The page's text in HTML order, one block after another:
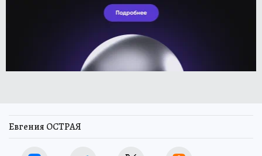
Евгения ОСТРАЯ